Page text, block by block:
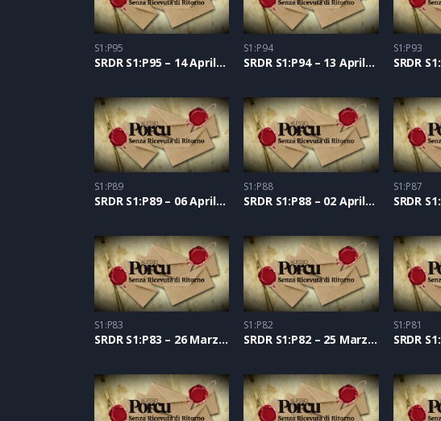
S1:P95
SRDR S1:P95 – 14 Aprile 2021
S1:P94
SRDR S1:P94 – 13 Aprile 2021
S1:P93
S1:P89
SRDR S1:P89 – 06 Aprile 2021
S1:P88
SRDR S1:P88 – 02 Aprile 2021
S1:P87
S1:P83
SRDR S1:P83 – 26 Marzo 2021
S1:P82
SRDR S1:P82 – 25 Marzo 2021
S1:P81